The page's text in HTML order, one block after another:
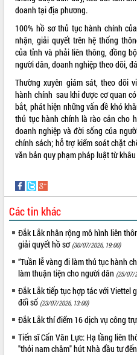
với Tập đoàn Bưu chính Viễn thông
Việt Nam
Thứ trưởng Bộ Y tế làm việc với tỉnh
Đắk Lắk về phát triển nhân lực y tế
cho trạm y tế cấp xã
Du lịch Đắk Lắk nâng tầm trải nghiệm
du khách thông qua Hệ thống cơ sở dữ
liệu và Bản đồ số
Tập huấn ứng dụng trí tuệ nhân tạo (AI)
trong thương mại điện tử năm 2026
Đoàn đại biểu Quốc hội tỉnh Đắk Lắk
trao đổi thông tin trước Kỳ họp thứ
Quyết liệt cải cách hành chính, khơi
thông nguồn lực phát triển
Nâng cao hiệu lực, hiệu quả HĐND
tỉnh thông qua hiện đại hóa hành chính
Xã Ea Phê gắn cải cách hành chính với
chuyển đổi số
Phó Chủ tịch Thường trực UBND tỉnh
Hồ Thị Nguyên Thảo làm việc tại Trung
tâm Phục vụ hành chính công xã Ea
Phê
Xây dựng nền hành chính số đồng
Giai đoạn 2026-2030, Đắk Lắk phấn
doanh tại địa phương.
100% hồ sơ thủ tục hành chính
nhận, giải quyết trên hệ thống
của tỉnh và phải liên thông, đồng
người dân, doanh nghiệp theo dõi,
Thường xuyên giám sát, theo dõi
hành chính sau khi được cơ quan
bắt, phát hiện những vấn đề khó
thủ tục hành chính là rào cản cho
doanh nghiệp và đời sống của
chính sách; hỗ trợ kiểm soát chặt
văn bản quy phạm pháp luật từ
Các tin khác
Đắk Lắk nhân rộng mô hình liên
giải quyết hồ sơ (30/07/2026, 19:00)
“Tuần lễ vàng đi làm thủ tục hành
làm thuận tiện cho người dân (25/07/
Đắk Lắk tiếp tục hợp tác với Viettel
đổi số (23/07/2026, 13:00)
Đắk Lắk thí điểm 16 dịch vụ công
Tiến sĩ Cấn Văn Lực: Hạ tầng liên
"thỏi nam châm" hút Nhà đầu tư